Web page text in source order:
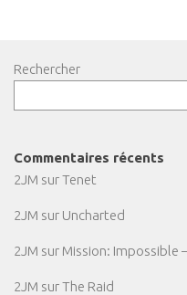
Rechercher
Commentaires récents
2JM surTenet
2JM sur Uncharted
2JM sur Mission: Impossible
2JM surThe Raid